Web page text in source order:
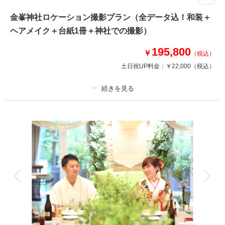
れております。
撮影日の空き
を確認する
金峯神社ロケーション撮影プラン（全データ込！和装＋
ヘアメイク＋台紙1冊＋神社での撮影）
￥ 195,800 （税込）
土日祝UP料金： ￥22,000 （税込）
撮影料 新婦衣装1着 新郎衣装1着
着付け ヘアメイク 小物一式
アルバム 1 P データ 50 カット 台紙付写真
衣装追加 会食 挙式
家族と撮影 家族用衣装レンタル ペットと撮影
その他含むもの
金峯神社での祈祷料、出張料